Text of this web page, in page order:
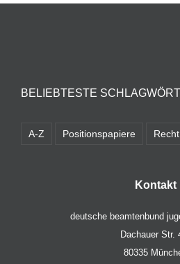
BELIEBTESTE
A-Z Positionspapiere
Kontakt
deutsche beamtenbund
Dachauer Str.
80335